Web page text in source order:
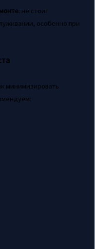
: не стоит
особенно при
минимизировать